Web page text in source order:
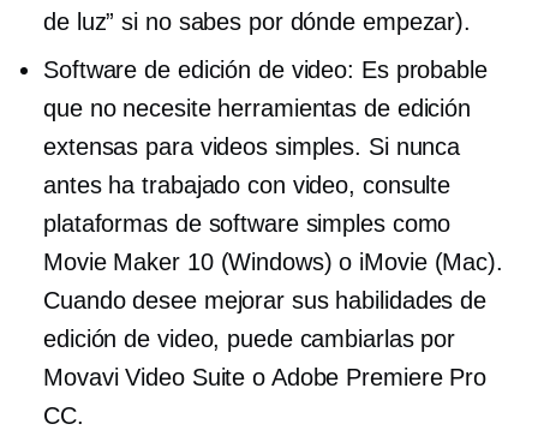
de luz” si no sabes por dónde empezar).
Software de edición de video: Es probable
que no necesite herramientas de edición
extensas para videos simples. Si nunca
antes ha trabajado con video, consulte
plataformas de software simples como
Movie Maker 10 (Windows) o iMovie (Mac).
Cuando desee mejorar sus habilidades de
edición de video, puede cambiarlas por
Movavi Video Suite o Adobe Premiere Pro
CC.